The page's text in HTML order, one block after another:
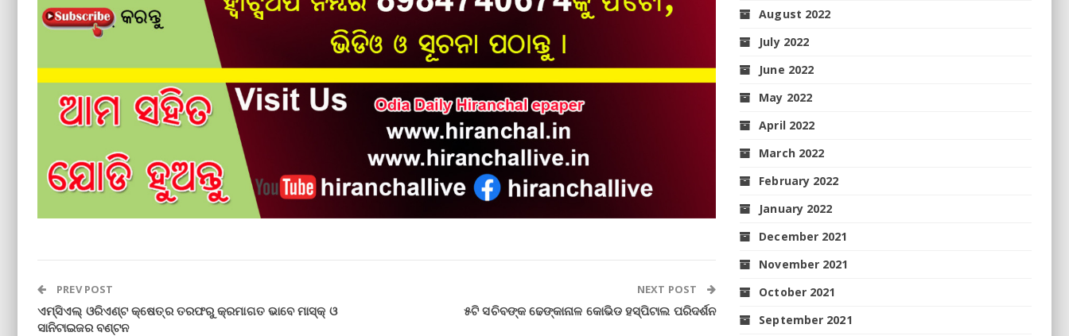
PREV POST
ଏମ୍‌ସିଏଲ୍ ଓରିଏଣ୍ଟ କ୍ଷେତ୍ର ତରଫରୁ କ୍ରମାଗତ ଭାବେ ମାସ୍କ୍ ଓ
ସାନିଟାଇଜର ବଣ୍ଟନ
NEXT POST
୫ଟି ସଚିବଙ୍କ ଢେଙ୍କାନାଳ କୋଭିଡ ହସ୍ପିଟାଲ ପରିଦର୍ଶନ
August 2022
July 2022
June 2022
May 2022
April 2022
March 2022
February 2022
January 2022
December 2021
November 2021
October 2021
September 2021